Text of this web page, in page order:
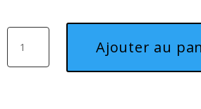
Bandana
Ajouter au